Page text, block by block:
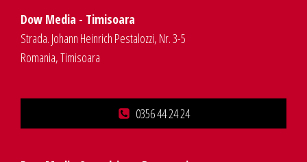
Dow Media - Timisoara
Strada. Johann Heinrich Pestalozzi, Nr. 3-5
Romania, Timisoara
0356 44 24 24